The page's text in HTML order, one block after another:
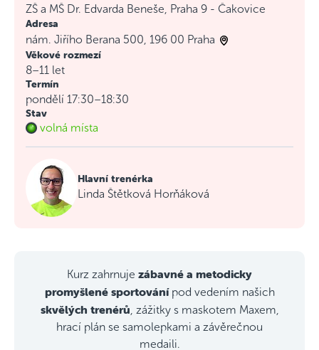
ZŠ a MŠ Dr. Edvarda Beneše, Praha 9 - Čakovice
Adresa
nám. Jiřího Berana 500, 196 00 Praha
Věkové rozmezí
8–11 let
Termín
pondělí 17:30–18:30
Stav
volná místa
Hlavní trenérka
Linda Štětková Horňáková
Kurz zahrnuje zábavné a metodicky
promyšlené sportovánípod vedením našich
skvělých trenérů , zážitky s maskotem Maxem,
hrací plán se samolepkami a závěrečnou
medaili.